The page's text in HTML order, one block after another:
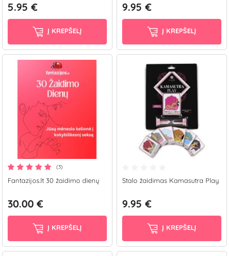
5.95 €
Į KREPŠELĮ
9.95 €
Į KREPŠELĮ
(3)
Fantazijos.lt 30 žaidimo dienų
30.00 €
Į KREPŠELĮ
Stalo žaidimas Kamasutra Play
9.95 €
Į KREPŠELĮ